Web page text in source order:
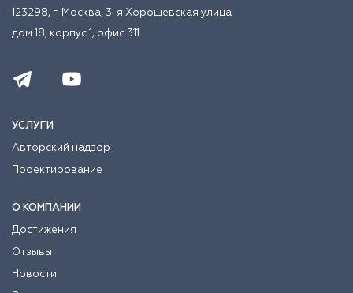
123298, г. Москва, 3-я Хорошевская улица
дом 18, корпус 1, офис 311
УСЛУГИ
Авторский надзор
Проектирование
О КОМПАНИИ
Достижения
Отзывы
Новости